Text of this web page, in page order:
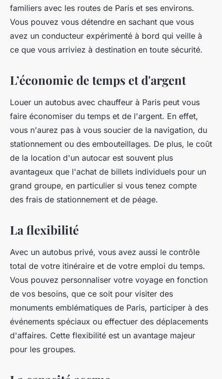
familiers avec les routes de Paris et ses environs.
Vous pouvez vous détendre en sachant que vous
avez un conducteur expérimenté à bord qui veille à
ce que vous arriviez à destination en toute sécurité.
L’économie de temps et d'argent
Louer un autobus avec chauffeur à Paris peut vous
faire économiser du temps et de l'argent. En effet,
vous n'aurez pas à vous soucier de la navigation, du
stationnement ou des embouteillages. De plus, le coût
de la location d'un autocar est souvent plus
avantageux que l'achat de billets individuels pour un
grand groupe, en particulier si vous tenez compte
des frais de stationnement et de péage.
La flexibilité
Avec un autobus privé, vous avez aussi le contrôle
total de votre itinéraire et de votre emploi du temps.
Vous pouvez personnaliser votre voyage en fonction
de vos besoins, que ce soit pour visiter des
monuments emblématiques de Paris, participer à des
événements spéciaux ou effectuer des déplacements
d'affaires. Cette flexibilité est un avantage majeur
pour les groupes.